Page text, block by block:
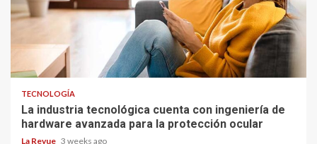
TECNOLOGÍA
La industria tecnológica cuenta con ingeniería de
hardware avanzada para la protección ocular
La Revue 3 weeks ago